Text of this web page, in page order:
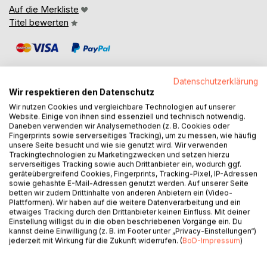
Auf die Merkliste
Titel bewerten
BESCHREIBUNG
„Schau mal, was ich schon kann!"
Ein Satz, den man in der Praxis sehr oft hört und der viele
Aspekte der Psychomotorik ausdrückt, die in diesem Buch
vermittelt werden. Wahrnehmung, Bewegung,
Selbsttätigkeit in Form von Primärerfahrung und ein
positives Selbstbild (Selbstvertrauen) werden darin
ersichtlich. All diese Punkte zählen zu den elementaren
Bestandteilen der Psychomotorik.
Datenschutzerklärung
Wir respektieren den Datenschutz
Wir nutzen Cookies und vergleichbare Technologien auf unserer
Website. Einige von ihnen sind essenziell und technisch notwendig.
Daneben verwenden wir Analysemethoden (z. B. Cookies oder
Fingerprints sowie serverseitiges Tracking), um zu messen, wie häufig
unsere Seite besucht und wie sie genutzt wird. Wir verwenden
Trackingtechnologien zu Marketingzwecken und setzen hierzu
serverseitiges Tracking sowie auch Drittanbieter ein, wodurch ggf.
geräteübergreifend Cookies, Fingerprints, Tracking-Pixel, IP-Adressen
sowie gehashte E-Mail-Adressen genutzt werden. Auf unserer Seite
betten wir zudem Drittinhalte von anderen Anbietern ein (Video-
Plattformen). Wir haben auf die weitere Datenverarbeitung und ein
etwaiges Tracking durch den Drittanbieter keinen Einfluss. Mit deiner
Einstellung willigst du in die oben beschriebenen Vorgänge ein. Du
kannst deine Einwilligung (z. B. im Footer unter „Privacy-Einstellungen“)
jederzeit mit Wirkung für die Zukunft widerrufen. (BoD-Impressum)